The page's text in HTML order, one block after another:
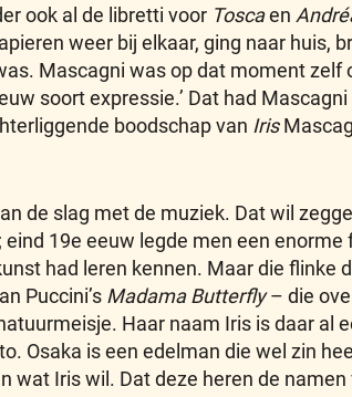
ook al de libretti voor Toscaen
weer bij elkaar, ging naar huis,
Mascagni was op dat moment zelf
soort expressie.’ Dat had
boodschap van Iris
de slag met de muziek. Dat wil
19e eeuw legde men een
had leren kennen. Maar die
Puccini’s Madama Butterfly– die
Haar naam Iris is daar al
Osaka is een edelman die wel zin
wat Iris wil. Dat deze heren de